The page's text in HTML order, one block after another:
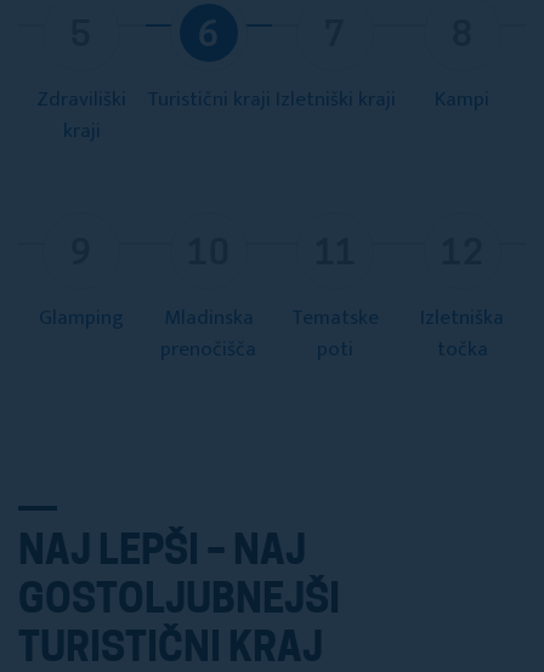
Zdraviliški
kraji
6
Turistični kraji Izletniški kraji
Kampi
Glamping
Mladinska
prenočišča
Tematske
poti
Izletniška
točka
NAJ LEPŠI – NAJ
GOSTOLJUBNEJŠI
TURISTIČNI KRAJ